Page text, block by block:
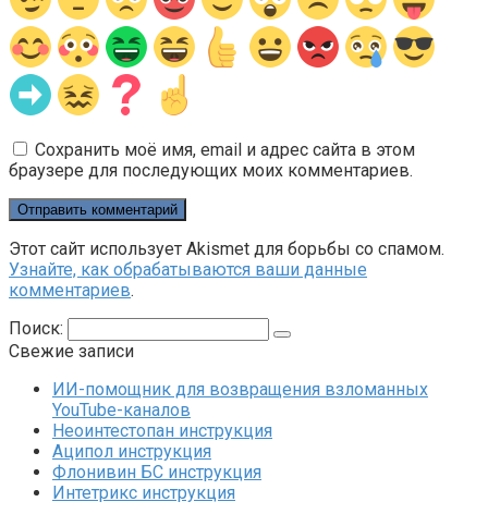
Сохранить моё имя, email и адрес сайта в этом
браузере для последующих моих комментариев.
Этот сайт использует Akismet для борьбы со спамом.
Узнайте, как обрабатываются ваши данные
комментариев.
Поиск:
Свежие записи
ИИ-помощник для возвращения взломанных
YouTube-каналов
Неоинтестопан инструкция
Аципол инструкция
Флонивин БС инструкция
Интетрикс инструкция